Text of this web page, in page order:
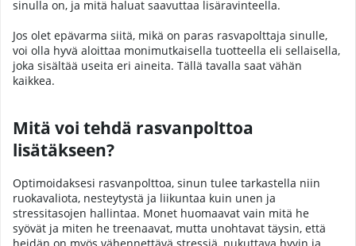
sinulla on, ja mitä haluat saavuttaa lisäravinteella.
Jos olet epävarma siitä, mikä on paras rasvapolttaja sinulle,
voi olla hyvä aloittaa monimutkaisella tuotteella eli sellaisella,
joka sisältää useita eri aineita. Tällä tavalla saat vähän
kaikkea.
Mitä voi tehdä rasvanpolttoa
lisätäkseen?
Optimoidaksesi rasvanpolttoa, sinun tulee tarkastella niin
ruokavaliota, nesteytystä ja liikuntaa kuin unen ja
stressitasojen hallintaa. Monet huomaavat vain mitä he
syövät ja miten he treenaavat, mutta unohtavat täysin, että
heidän on myös vähennettävä stressiä, nukuttava hyvin ja